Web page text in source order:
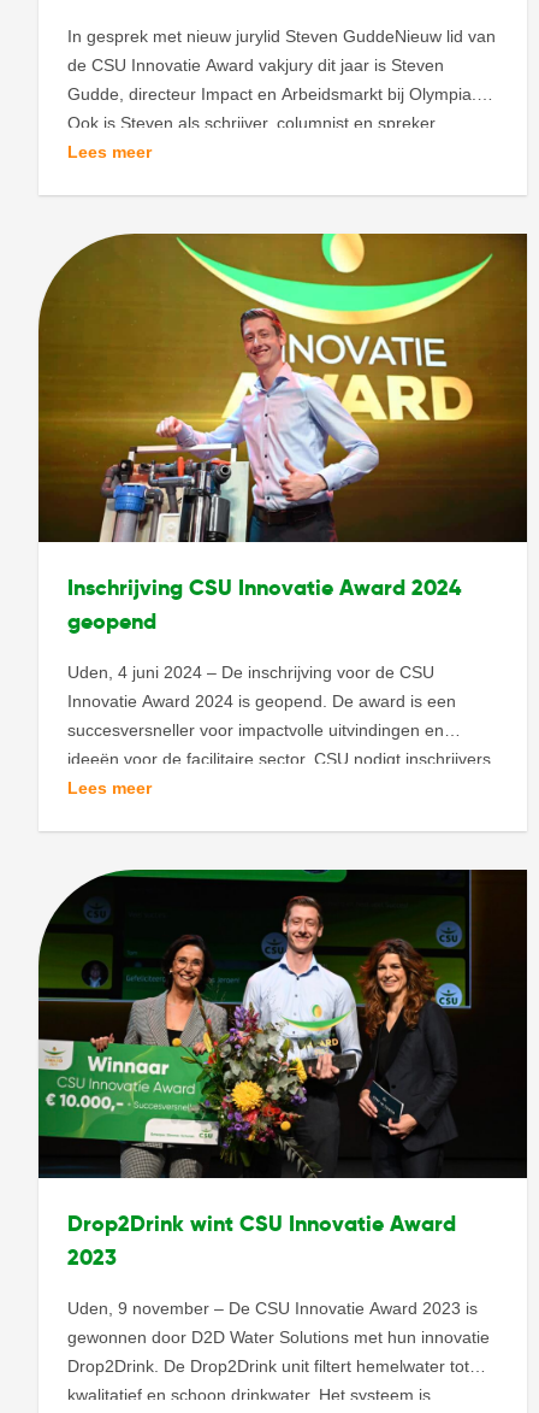
In gesprek met nieuw jurylid Steven GuddeNieuw lid van
de CSU Innovatie Award vakjury dit jaar is Steven
Gudde, directeur Impact en Arbeidsmarkt bij Olympia.
Ook is Steven als schrijver, columnist en spreker,
verbonden aan de Hogeschool van Amsterdam en
verschillende onderzoeken en boeken […]
Lees meer
Inschrijving CSU Innovatie Award 2024
geopend
Uden, 4 juni 2024 – De inschrijving voor de CSU
Innovatie Award 2024 is geopend. De award is een
succesversneller voor impactvolle uitvindingen en
ideeën voor de facilitaire sector. CSU nodigt inschrijvers
uit om hun innovatie te activeren binnen de brede
Lees meer
Drop2Drink wint CSU Innovatie Award
2023
Uden, 9 november – De CSU Innovatie Award 2023 is
gewonnen door D2D Water Solutions met hun innovatie
Drop2Drink. De Drop2Drink unit filtert hemelwater tot
kwalitatief en schoon drinkwater. Het systeem is